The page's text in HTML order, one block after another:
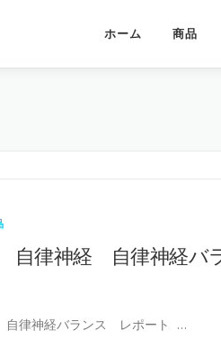
ホーム 商品
自律神経 自律神経バ
律神経バランス レポート …